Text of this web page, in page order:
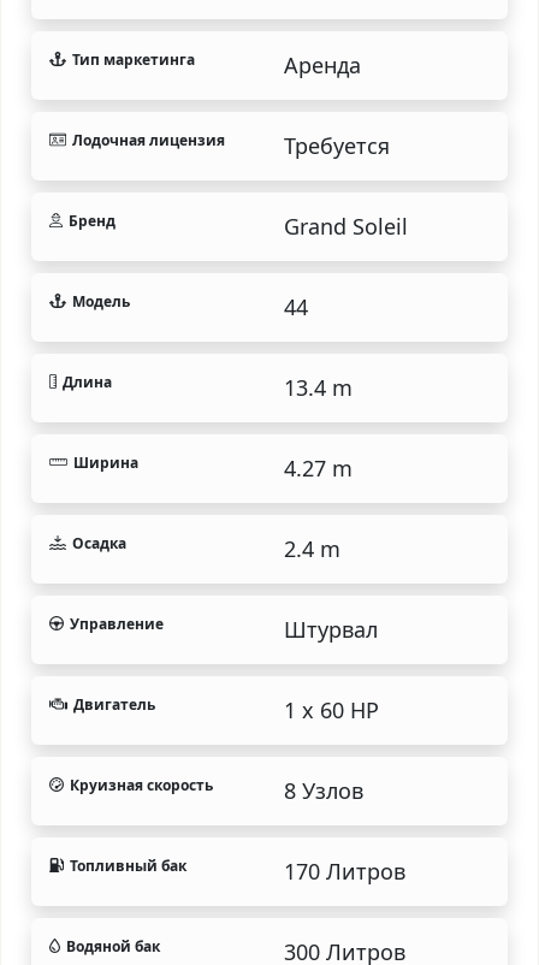
Тип маркетинга Аренда
Лодочная лицензия Требуется
Бренд Grand Soleil
Модель 44
Длина 13.4 m
Ширина 4.27 m
Осадка 2.4 m
Управление Штурвал
Двигатель 1 x 60 HP
Круизная скорость 8 Узлов
Топливный бак 170 Литров
Водяной бак 300 Литров